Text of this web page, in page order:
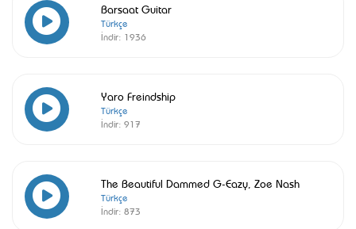
Barsaat Guitar
Türkçe
İndir: 1936
Yaro Freindship
Türkçe
İndir: 917
The Beautiful Dammed G-Eazy, Zoe Nash
Türkçe
İndir: 873